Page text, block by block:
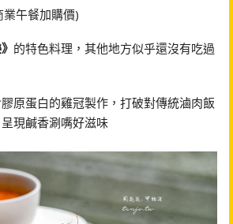
午餐加購價)
的特色料理，其他地方似乎還沒有吃過
原蛋白的雞冠製作，打破對傳統滷肉飯
現鹹香涮嘴好滋味